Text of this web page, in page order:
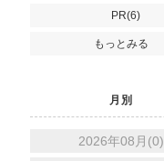
PR(6)
もっとみる
月別
2026年08月(0)